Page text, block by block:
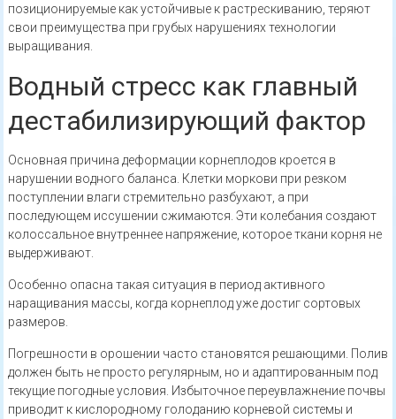
позиционируемые как устойчивые к растрескиванию, теряют
свои преимущества при грубых нарушениях технологии
выращивания.
Водный стресс как главный
дестабилизирующий фактор
Основная причина деформации корнеплодов кроется в
нарушении водного баланса. Клетки моркови при резком
поступлении влаги стремительно разбухают, а при
последующем иссушении сжимаются. Эти колебания создают
колоссальное внутреннее напряжение, которое ткани корня не
выдерживают.
Особенно опасна такая ситуация в период активного
наращивания массы, когда корнеплод уже достиг сортовых
размеров.
Погрешности в орошении часто становятся решающими. Полив
должен быть не просто регулярным, но и адаптированным под
текущие погодные условия. Избыточное переувлажнение почвы
приводит к кислородному голоданию корневой системы и